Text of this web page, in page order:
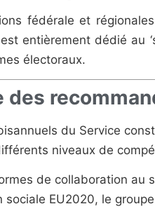
fédérale et
entièrement dédié au
électoraux.
des
du Service
niveaux de
de collaboration au
sociale EU2020, le